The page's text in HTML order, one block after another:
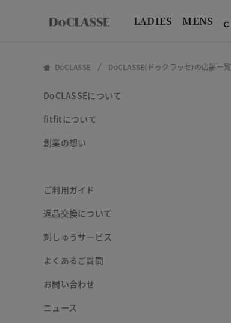
LADIES MENS
DoCLASSE DoCLASSE(ドゥクラッセ)の店舗一覧
DoCLASSEについて
fitfitについて
創業の想い
ご利用ガイド
返品交換について
刺しゅうサービス
よくあるご質問
お問い合わせ
ニュース